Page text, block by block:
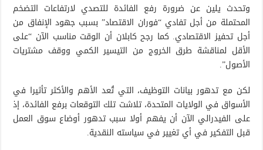
وتحدث يلين عن ضرورة رفع الفائدة للتصدي لارتفاعات التضخم
المحتملة من أجل تفادي “فوران الاقتصاد” بسبب جهود الإنفاق من
أجل تحفيز الاقتصادي. كما رجح كابلان أن الوقت مناسب الآن “على
الأقل لمناقشة طرق الخروج من التيسير الكمي ووقف مشتريات
الأصول”.
لكن مع تدهور بيانات التوظيف، التي تُعد الأهم والأكثر تأثيرا في
الأسواق في الولايات المتحدة، تلاشت تلك التوقعات برفع الفائدة، إذ
على الفيدرالي الآن أن يفهم أولا سبب تدهور أوضاع سوق العمل
قبل التفكير في أي تغيير في سياسته النقدية.